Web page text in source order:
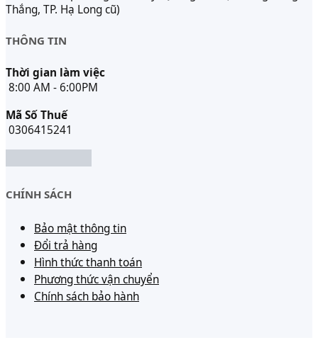
Thắng, TP. Hạ Long cũ)
THÔNG TIN
Thời gian làm việc
8:00 AM - 6:00PM
Mã Số Thuế
0306415241
CHÍNH SÁCH
Bảo mật thông tin
Đổi trả hàng
Hình thức thanh toán
Phương thức vận chuyển
Chính sách bảo hành